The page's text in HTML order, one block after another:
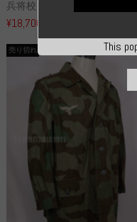
兵将校 クラッシュキャップ
¥18,700
売り切れ This